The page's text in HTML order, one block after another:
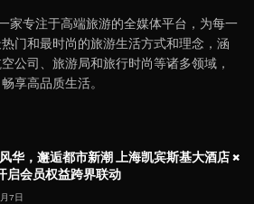
家专注于高端旅游的全媒体平台，为每一
门和最时尚的旅游生活方式和理念，涵
公司、旅游局和旅行时尚等诸多领域，
享高品质生活。
华，邂逅都市新潮 上海凯宾斯基大酒店 ×
启会员权益跨界联动
7日